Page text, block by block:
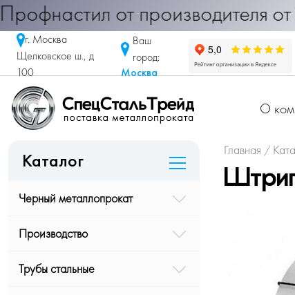
от производителя от
г. Москва
Щелковское ш., д
100
Ваш
город:
Москва
О
Каталог
Черный металлопрокат
Производство
Трубы стальные
Главная /